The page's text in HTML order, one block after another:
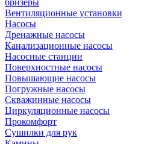
бризеры
Вентиляционные установки
Насосы
Дренажные насосы
Канализационные насосы
Насосные станции
Поверхностные насосы
Повышающие насосы
Погружные насосы
Скважинные насосы
Циркуляционные насосы
Прокомфорт
Сушилки для рук